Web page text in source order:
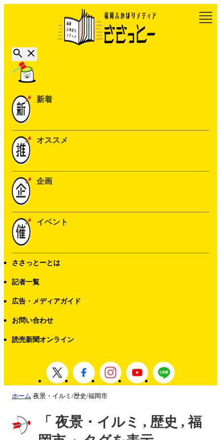
新着
オススメ
企画
イベント
ささっとーとは
記者一覧
広告・メディアガイド
お問い合わせ
読売新聞オンライン
ホーム 夜景・イルミ/歴史/福岡市
「 夜景・イルミ , 歴史 , 福